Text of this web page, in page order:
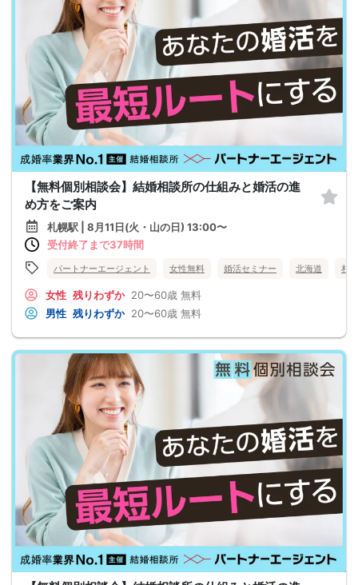
【無料個別相談会】結婚相談所の仕組みと婚活の進
め方をご案内
札幌駅 | 8月11日(火・山の日) 13:00〜
受付終了まで37時間
パートナーエージェント 女性無料 婚活セミナー 北海道 札
女性 残りわずか 20〜60歳 無料
男性 残りわずか 20〜60歳 無料